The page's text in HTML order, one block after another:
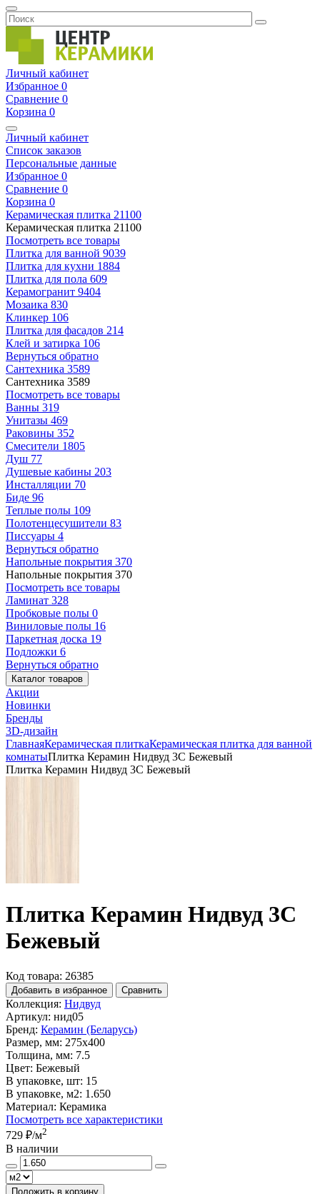
Личный кабинет
Избранное 0
Сравнение 0
Корзина 0
Личный кабинет
Список заказов
Персональные данные
Избранное 0
Сравнение 0
Корзина 0
Керамическая плитка 21100
Керамическая плитка 21100
Посмотреть все товары
Плитка для ванной 9039
Плитка для кухни 1884
Плитка для пола 609
Керамогранит 9404
Мозаика 830
Клинкер 106
Плитка для фасадов 214
Клей и затирка 106
Вернуться обратно
Сантехника 3589
Сантехника 3589
Посмотреть все товары
Ванны 319
Унитазы 469
Раковины 352
Смесители 1805
Душ 77
Душевые кабины 203
Инсталляции 70
Биде 96
Теплые полы 109
Полотенцесушители 83
Писсуары 4
Вернуться обратно
Напольные покрытия 370
Напольные покрытия 370
Посмотреть все товары
Ламинат 328
Пробковые полы 0
Виниловые полы 16
Паркетная доска 19
Подложки 6
Вернуться обратно
Каталог товаров
Акции
Новинки
Бренды
3D-дизайн
ГлавнаяКерамическая плиткаКерамическая плитка для ванной
комнатыПлитка Керамин Нидвуд 3С Бежевый
Плитка Керамин Нидвуд 3С Бежевый
Плитка Керамин Нидвуд 3С
Бежевый
Код товара: 26385
Добавить в избранное Сравнить
Коллекция: Нидвуд
Артикул: нид05
Бренд: Керамин (Беларусь)
Размер, мм: 275x400
Толщина, мм: 7.5
Цвет: Бежевый
В упаковке, шт: 15
В упаковке, м2: 1.650
Материал: Керамика
Посмотреть все характеристики
729 ₽/м2
В наличии
Положить в корзину